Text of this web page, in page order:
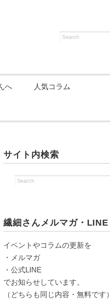
へ 人気コラム
サイト内検索
繊細さんメルマガ・LINE
イベントやコラムの更新を
・メルマガ
・公式LINE
でお知らせしています。
（どちらも同じ内容・無料です）